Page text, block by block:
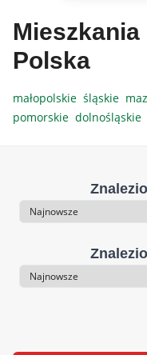
Mieszkania
Polska
małopolskie śląskie
pomorskie dolnośląskie
Sortowanie
Sortowanie